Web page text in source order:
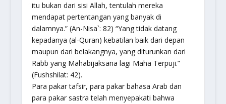
itu bukan dari sisi Allah, tentulah mereka
mendapat pertentangan yang banyak di
dalamnya.” (An-Nisa`: 82) “Yang tidak datang
kepadanya (al-Quran) kebatilan baik dari depan
maupun dari belakangnya, yang diturunkan dari
Rabb yang Mahabijaksana lagi Maha Terpuji.”
(Fushshilat: 42).
Para pakar tafsir, para pakar bahasa Arab dan
para pakar sastra telah menyepakati bahwa